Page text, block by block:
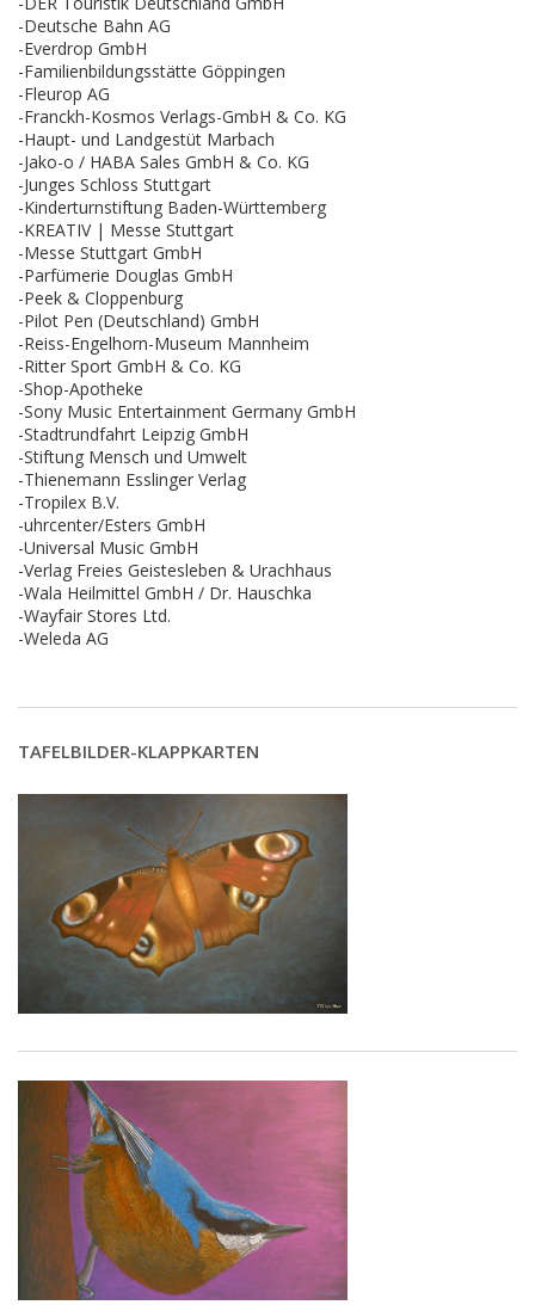
-Deutsche Bahn AG
-Everdrop GmbH
-Familienbildungsstätte Göppingen
-Fleurop AG
-Franckh-Kosmos Verlags-GmbH & Co. KG
-Haupt- und Landgestüt Marbach
-Jako-o / HABA Sales GmbH & Co. KG
-Junges Schloss Stuttgart
-Kinderturnstiftung Baden-Württemberg
-KREATIV | Messe Stuttgart
-Messe Stuttgart GmbH
-Parfümerie Douglas GmbH
-Peek & Cloppenburg
-Pilot Pen (Deutschland) GmbH
-Reiss-Engelhorn-Museum Mannheim
-Ritter Sport GmbH & Co. KG
-Shop-Apotheke
-Sony Music Entertainment Germany GmbH
-Stadtrundfahrt Leipzig GmbH
-Stiftung Mensch und Umwelt
-Thienemann Esslinger Verlag
-Tropilex B.V.
-uhrcenter/Esters GmbH
-Universal Music GmbH
-Verlag Freies Geistesleben & Urachhaus
-Wala Heilmittel GmbH / Dr. Hauschka
-Wayfair Stores Ltd.
-Weleda AG
TAFELBILDER-KLAPPKARTEN